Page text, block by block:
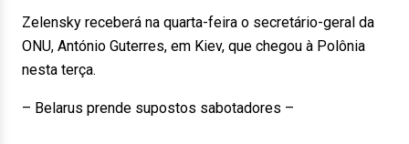
Zelensky receberá na quarta-feira o secretário-geral da
ONU, António Guterres, em Kiev, que chegou à Polônia
nesta terça.
– Belarus prende supostos sabotadores –